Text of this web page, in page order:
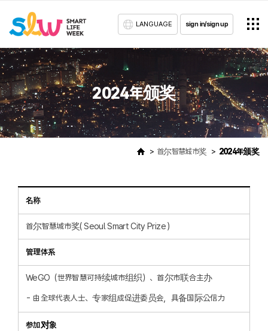
LANGUAGE sign in/sign up
2024年颁奖
首尔智慧城市奖 2024年颁奖
名称
首尔智慧城市奖( Seoul Smart City Prize )
管理体系
WeGO（世界智慧可持续城市组织）、首尔市联合主办
由全球代表人士、专家组成促进委员会，具备国际公信力
参加对象